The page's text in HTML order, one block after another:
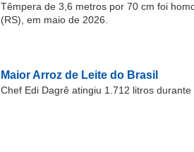
Têmpera de 3,6 metros por 70 cm foi
(RS), em maio de 2026.
Maior Arroz de Leite do Brasil
Chef Edi Dagrê atingiu 1.712 litros